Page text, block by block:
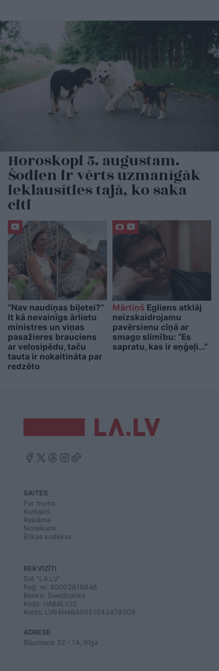
Horoskopi 5. augustam.
Šodien ir vērts uzmanīgāk
ieklausīties tajā, ko saka
citi
“Nav naudiņas biļetei?”
It kā nevainīgs ārlietu
ministres un viņas
pasažieres brauciens
ar velosipēdu, taču
tauta ir nokaitināta par
redzēto
Mārtiņš Egliens atklāj
neizskaidrojamu
pavērsienu cīņā ar
smago slimību: “Es
sapratu, kas ir eņģeļi…”
SAITES
Par mums
Kontakti
Reklāma
Noteikumi
Ētikas kodekss
REKVIZĪTI
SIA "LA.LV"
Reģ. nr. 40003616846
Banka: Swedbanka
Kods: HABALV22
Konts: LV64HABA0551043479309
ADRESE
Blaumaņa 32 - 1A, Rīga